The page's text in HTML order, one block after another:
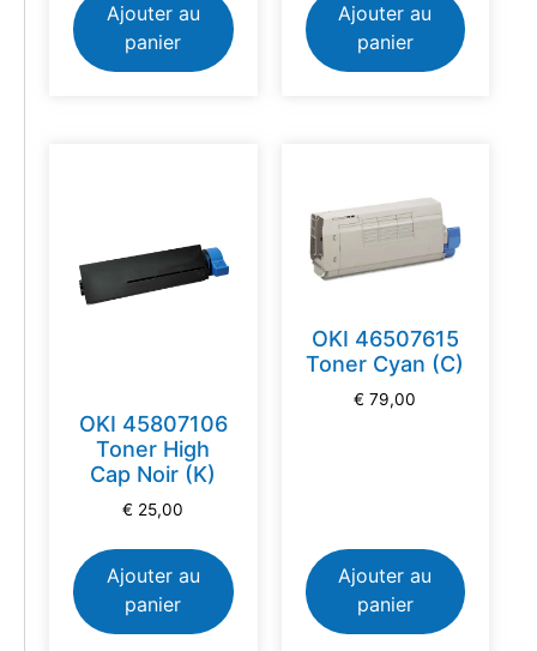
Ajouter au
panier
Ajouter au
panier
OKI 45807106
Toner High
Cap Noir (K)
€ 25,00
Ajouter au
panier
OKI 46507615
Toner Cyan (C)
€ 79,00
Ajouter au
panier